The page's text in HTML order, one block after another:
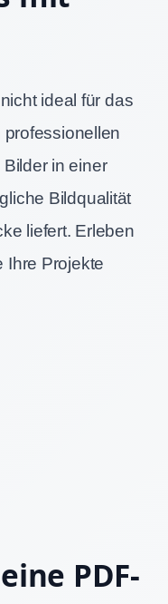
ideal für das
in einer
Bildqualität
liefert. Erleben
Ihre Projekte
PDF-